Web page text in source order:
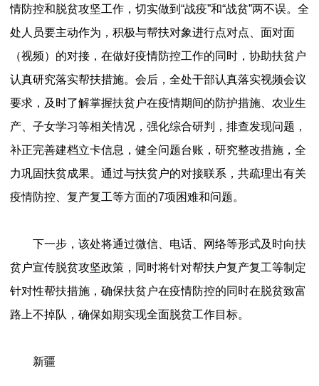
情防控和脱贫攻坚工作，切实做到“战疫”和“战贫”两不误。全
处人员要主动作为，积极与帮扶对象进行点对点、面对面
（视频）的对接，在做好疫情防控工作的同时，协助扶贫户
认真研究落实帮扶措施。会后，全处干部认真落实视频会议
要求，及时了解掌握扶贫户在疫情期间的防护措施、农业生
产、子女学习等相关情况，强化综合研判，排查发现问题，
补正完善建档立卡信息，健全问题台账，研究整改措施，全
力巩固扶贫成果。通过与扶贫户的对接联系，共疏理出有关
疫情防控、复产复工等方面的7项困难和问题。
下一步，该处将通过微信、电话、网络等形式及时向扶
贫户宣传脱贫攻坚政策，同时将针对帮扶户复产复工等制定
针对性帮扶措施，确保扶贫户在疫情防控的同时在脱贫致富
路上不掉队，确保如期实现全面脱贫工作目标。
新疆